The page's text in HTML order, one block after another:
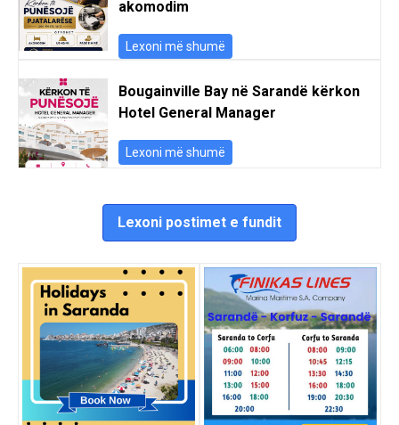
akomodim
Lexoni më shumë
Bougainville Bay në Sarandë kërkon
Hotel General Manager
Lexoni më shumë
Lexoni postimet e fundit